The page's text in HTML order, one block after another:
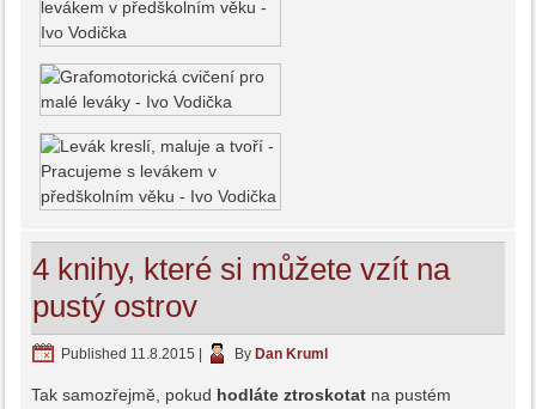
4 knihy, které si můžete vzít na
pustý ostrov
Published 11.8.2015 By Dan Kruml
Tak samozřejmě, pokud hodláte ztroskotat na pustém